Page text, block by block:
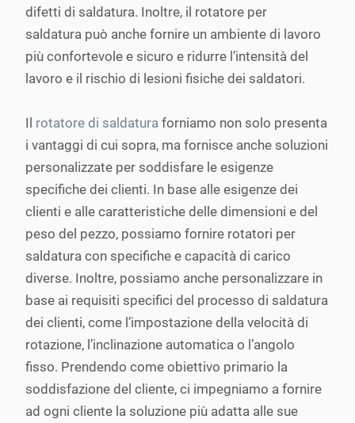
difetti di saldatura. Inoltre, il rotatore per
saldatura può anche fornire un ambiente di lavoro
più confortevole e sicuro e ridurre l’intensità del
lavoro e il rischio di lesioni fisiche dei saldatori.
Il rotatore di saldatura forniamo non solo presenta
i vantaggi di cui sopra, ma fornisce anche soluzioni
personalizzate per soddisfare le esigenze
specifiche dei clienti. In base alle esigenze dei
clienti e alle caratteristiche delle dimensioni e del
peso del pezzo, possiamo fornire rotatori per
saldatura con specifiche e capacità di carico
diverse. Inoltre, possiamo anche personalizzare in
base ai requisiti specifici del processo di saldatura
dei clienti, come l’impostazione della velocità di
rotazione, l’inclinazione automatica o l’angolo
fisso. Prendendo come obiettivo primario la
soddisfazione del cliente, ci impegniamo a fornire
ad ogni cliente la soluzione più adatta alle sue